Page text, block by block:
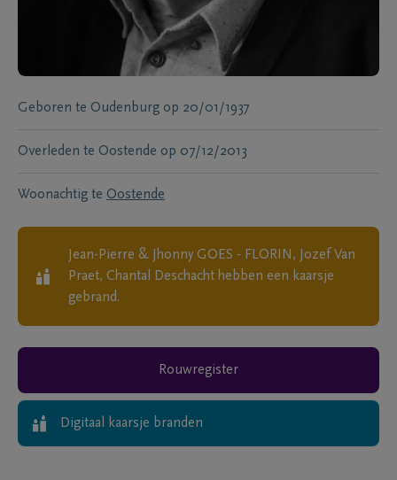
Geboren te Oudenburg op 20/01/1937
Overleden te Oostende op 07/12/2013
Woonachtig te Oostende
Jean-Pierre & Jhonny GOES - FLORIN, Jozef Van
Praet, Chantal Deschacht hebben een kaarsje
gebrand.
Rouwregister
Digitaal kaarsje branden